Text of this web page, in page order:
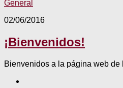
General
02/06/2016
¡Bienvenidos!
Bienvenidos a la página web